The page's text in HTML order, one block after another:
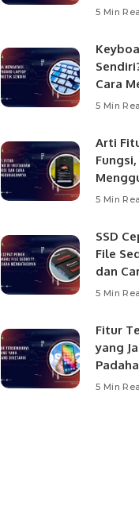
5 Min
Cara
5 Min
Arti
5 Min
SSD
File
dan
5 Min
Fitur
yang
5 Min